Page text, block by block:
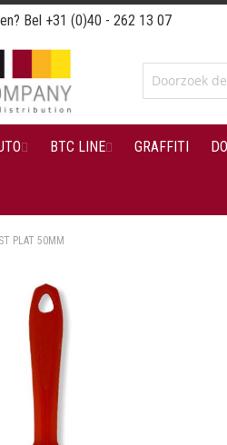
Bel +31 (0)40 - 262 13 07
BTC LINE GRAFFITI
PLAT 50MM